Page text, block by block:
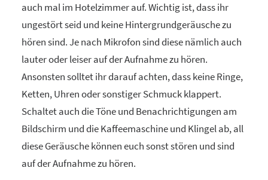
auch mal im Hotelzimmer auf. Wichtig ist, dass ihr
ungestört seid und keine Hintergrundgeräusche zu
hören sind. Je nach Mikrofon sind diese nämlich auch
lauter oder leiser auf der Aufnahme zu hören.
Ansonsten solltet ihr darauf achten, dass keine Ringe,
Ketten, Uhren oder sonstiger Schmuck klappert.
Schaltet auch die Töne und Benachrichtigungen am
Bildschirm und die Kaffeemaschine und Klingel ab, all
diese Geräusche können euch sonst stören und sind
auf der Aufnahme zu hören.